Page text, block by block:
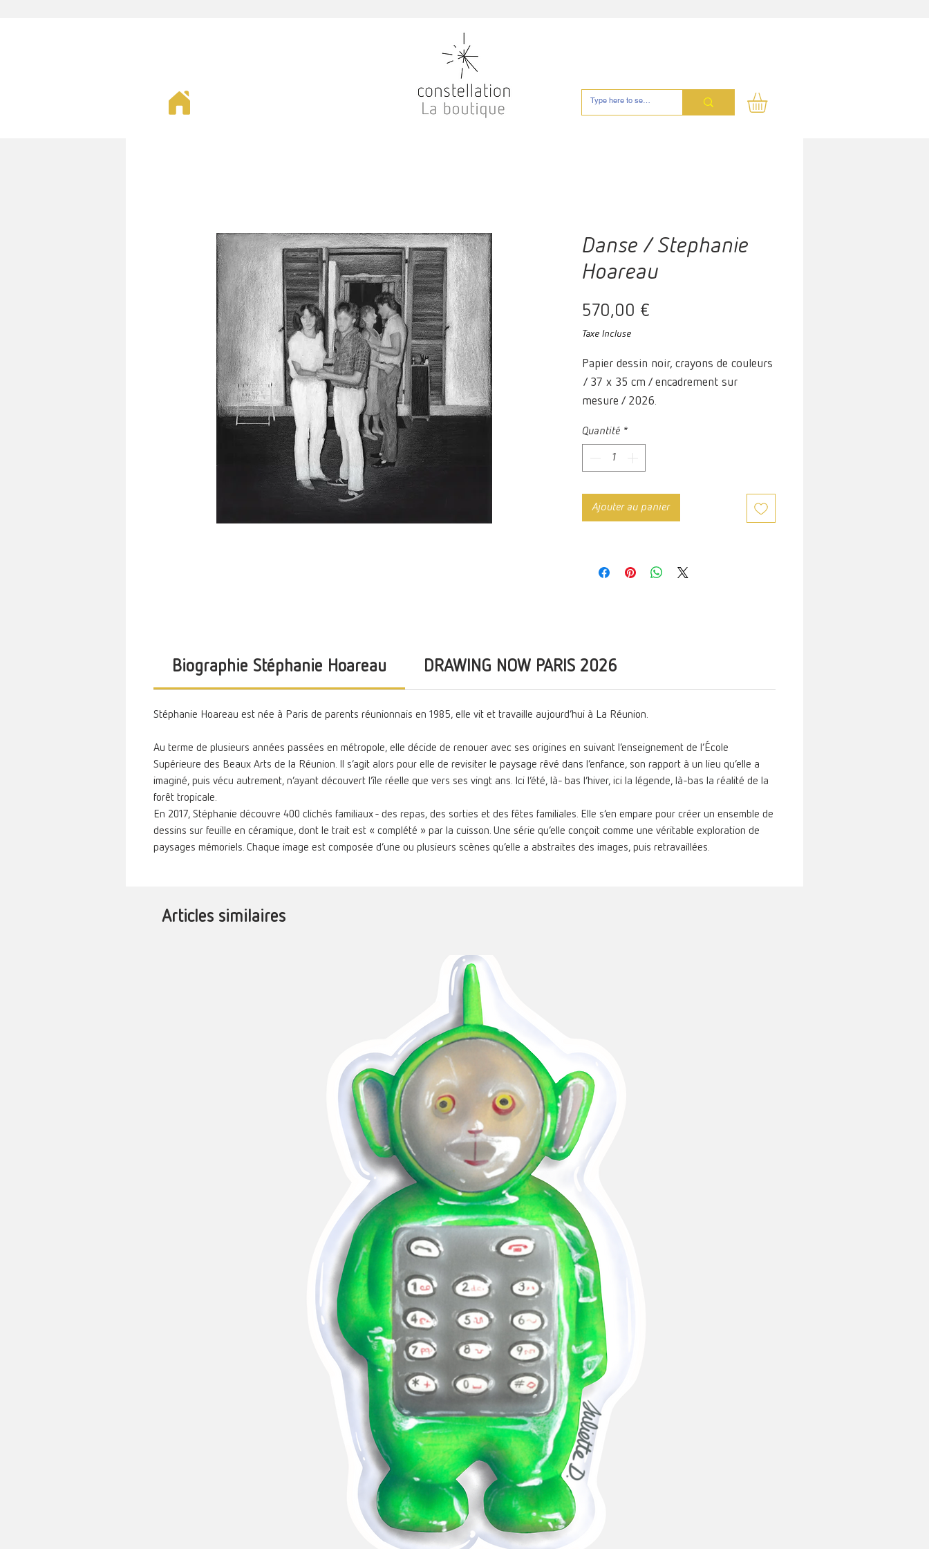
Danse / Stephanie
Hoareau
570,00 €
Taxe Incluse
Papier dessin noir, crayons de couleurs
/ 37 x 35 cm / encadrement sur
mesure / 2026.
Quantité *
Ajouter au panier
Biographie Stéphanie Hoareau DRAWING NOW PARIS 2026
Stéphanie Hoareau est née à Paris de parents réunionnais en 1985, elle vit et travaille aujourd’hui à La Réunion.
Au terme de plusieurs années passées en métropole, elle décide de renouer avec ses origines en suivant l’enseignement de l’École
Supérieure des Beaux Arts de la Réunion. Il s’agit alors pour elle de revisiter le paysage rêvé dans l’enfance, son rapport à un lieu qu’elle a
imaginé, puis vécu autrement, n’ayant découvert l’île réelle que vers ses vingt ans. Ici l’été, là- bas l’hiver, ici la légende, là-bas la réalité de la
forêt tropicale.
En 2017, Stéphanie découvre 400 clichés familiaux - des repas, des sorties et des fêtes familiales. Elle s’en empare pour créer un ensemble de
dessins sur feuille en céramique, dont le trait est « complété » par la cuisson. Une série qu’elle conçoit comme une véritable exploration de
paysages mémoriels. Chaque image est composée d’une ou plusieurs scènes qu’elle a abstraites des images, puis retravaillées.
Articles similaires